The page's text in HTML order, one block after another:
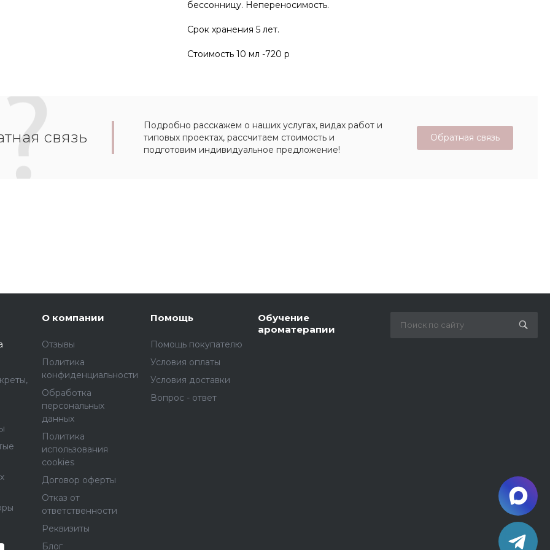
бессонницу. Непереносимость.
Срок хранения 5 лет.
Стоимость 10 мл -720 р
связь
Подробно расскажем о наших услугах, видах работ и
типовых проектах, рассчитаем стоимость и
подготовим индивидуальное предложение!
Обратная связь
О компании
Отзывы
Политика
конфиденциальности
Обработка
персональных
данных
Политика
использования
cookies
Договор оферты
Отказ от
ответственности
Реквизиты
Блог
Помощь
Помощь покупателю
Условия оплаты
Условия доставки
Вопрос - ответ
Обучение
ароматерапии